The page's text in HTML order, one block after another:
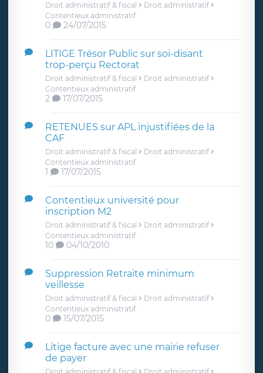
Droit administratif & fiscal
Droit administratif
Contentieux administratif
0 24/07/2015
LITIGE Trésor Public sur soi-disant
trop-perçu Rectorat
Droit administratif & fiscal
Droit administratif
Contentieux administratif
2 17/07/2015
RETENUES sur APL injustifiées de la
CAF
Droit administratif & fiscal
Droit administratif
Contentieux administratif
1 17/07/2015
Contentieux université pour
inscription M2
Droit administratif & fiscal
Droit administratif
Contentieux administratif
10 04/10/2010
Suppression Retraite minimum
veillesse
Droit administratif & fiscal
Droit administratif
Contentieux administratif
0 15/07/2015
Litige facture avec une mairie refuser
de payer